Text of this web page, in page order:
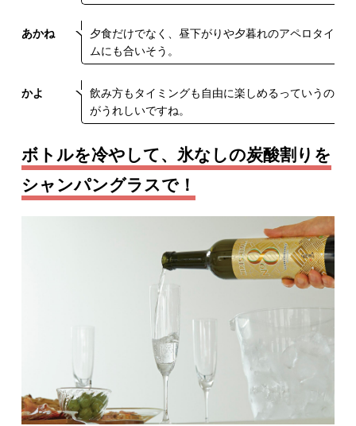
あかね
夕食だけでなく、昼下がりや夕暮れのアペロタイ
ムにも合いそう。
かよ
飲み方もタイミングも自由に楽しめるっていうの
がうれしいですね。
ボトルを冷やして、氷なしの炭酸割りを
シャンパングラスで！